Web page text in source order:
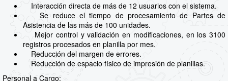
Interacción directa de más de 12 usuarios con el sistema.
Se reduce el tiempo de procesamiento de Partes de
Asistencia de las más de 100 unidades.
Mejor control y validación en modificaciones, en los 3100
registros procesados en planilla por mes.
Reducción del margen de errores.
Reducción de espacio físico de impresión de planillas.
Personal a Cargo: